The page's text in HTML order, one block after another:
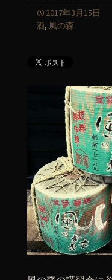
2017年3月15日
酒, 風の森